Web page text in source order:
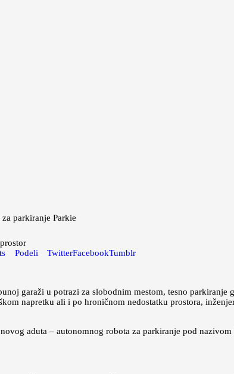
Podeli TwitterFacebookTumblr
garaži u potrazi za slobodnim mestom, tesno parkiranje
napretku ali i po hroničnom nedostatku prostora,
aduta – autonomnog robota za parkiranje pod nazivom